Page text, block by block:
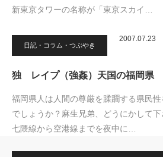
新東京タワーの名称が「東京スカイ…
日記・コラム・つぶやき
2007.07.23
独 レイプ（強姦）天国の福岡県
福岡県人は人間の尊厳を蹂躙する県民
でしょうか？麻生兄弟、どうにかして下
七隈線から空港線までを夜中に…